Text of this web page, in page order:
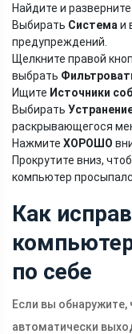
Найдите и разверните
Выбирать Система и
предупреждений.
Щелкните правой
выбрать
Ищите Источники
Выбирать
раскрывающегося
Нажмите ХОРОШО
Прокрутите вниз,
компьютер
Как
по себе
Если вы
автоматически